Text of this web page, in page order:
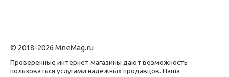
© 2018-2026 MneMag.ru
Проверенные интернет магазины дают возможность
пользоваться услугами надежных продавцов. Наша